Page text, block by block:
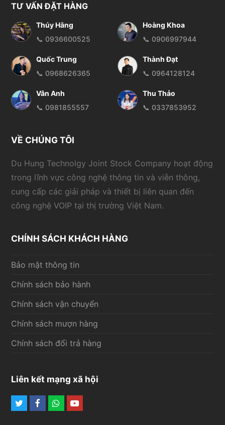
TƯ VẤN ĐẶT HÀNG
Thúy Hằng
📞 0936600525
Hoàng Khoa
📞 0906997944
Quốc Trung
📞 0968626365
Thành Đạt
📞 0964128124
Vân Anh
📞 0981855557
Thu Thảo
📞 0337853952
VỀ CHÚNG TÔI
Du Hung Technolgy Joint Stock Company hoạt động
trong lĩnh vực công nghệ thông tin và viễn thông,
cung cấp các giải pháp và thiết bị liên quan đến
công nghệ VOIP tại thị trường Việt Nam.
CHÍNH SÁCH KHÁCH HÀNG
Bảo mật thông tin
Chính sách bảo hành
Chính sách vận chuyển
Chính sách mượn hàng
Chính sách đổi trả hàng
Liên kết mạng xã hội
TwitterFacebook
Whatsapp
Youtube